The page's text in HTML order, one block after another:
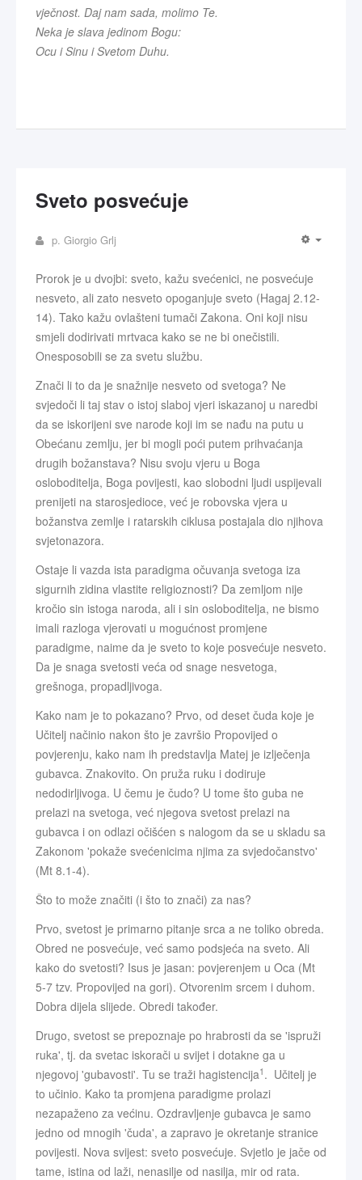
vječnost. Daj nam sada, molimo Te.
Neka je slava jedinom Bogu:
Ocu i Sinu i Svetom Duhu.
Sveto posvećuje
p. Giorgio Grlj
Prorok je u dvojbi: sveto, kažu svećenici, ne posvećuje
nesveto, ali zato nesveto opoganjuje sveto (Hagaj 2.12-
14). Tako kažu ovlašteni tumači Zakona. Oni koji nisu
smjeli dodirivati mrtvaca kako se ne bi onečistili.
Onesposobili se za svetu službu.
Znači li to da je snažnije nesveto od svetoga? Ne
svjedoči li taj stav o istoj slaboj vjeri iskazanoj u naredbi
da se iskorijeni sve narode koji im se nađu na putu u
Obećanu zemlju, jer bi mogli poći putem prihvaćanja
drugih božanstava? Nisu svoju vjeru u Boga
osloboditelja, Boga povijesti, kao slobodni ljudi uspijevali
prenijeti na starosjedioce, već je robovska vjera u
božanstva zemlje i ratarskih ciklusa postajala dio njihova
svjetonazora.
Ostaje li vazda ista paradigma očuvanja svetoga iza
sigurnih zidina vlastite religioznosti? Da zemljom nije
kročio sin istoga naroda, ali i sin osloboditelja, ne bismo
imali razloga vjerovati u mogućnost promjene
paradigme, naime da je sveto to koje posvećuje nesveto.
Da je snaga svetosti veća od snage nesvetoga,
grešnoga, propadljivoga.
Kako nam je to pokazano? Prvo, od deset čuda koje je
Učitelj načinio nakon što je završio Propovijed o
povjerenju, kako nam ih predstavlja Matej je izlječenja
gubavca. Znakovito. On pruža ruku i dodiruje
nedodirljivoga. U čemu je čudo? U tome što guba ne
prelazi na svetoga, već njegova svetost prelazi na
gubavca i on odlazi očišćen s nalogom da se u skladu sa
Zakonom 'pokaže svećenicima njima za svjedočanstvo'
(Mt 8.1-4).
Što to može značiti (i što to znači) za nas?
Prvo, svetost je primarno pitanje srca a ne toliko obreda.
Obred ne posvećuje, već samo podsjeća na sveto. Ali
kako do svetosti? Isus je jasan: povjerenjem u Oca (Mt
5-7 tzv. Propovijed na gori). Otvorenim srcem i duhom.
Dobra dijela slijede. Obredi također.
Drugo, svetost se prepoznaje po hrabrosti da se 'ispruži
ruka', tj. da svetac iskorači u svijet i dotakne ga u
njegovoj 'gubavosti'. Tu se traži hagistencija1 . Učitelj je
to učinio. Kako ta promjena paradigme prolazi
nezapaženo za većinu. Ozdravljenje gubavca je samo
jedno od mnogih 'čuda', a zapravo je okretanje stranice
povijesti. Nova svijest: sveto posvećuje. Svjetlo je jače od
tame, istina od laži, nenasilje od nasilja, mir od rata.